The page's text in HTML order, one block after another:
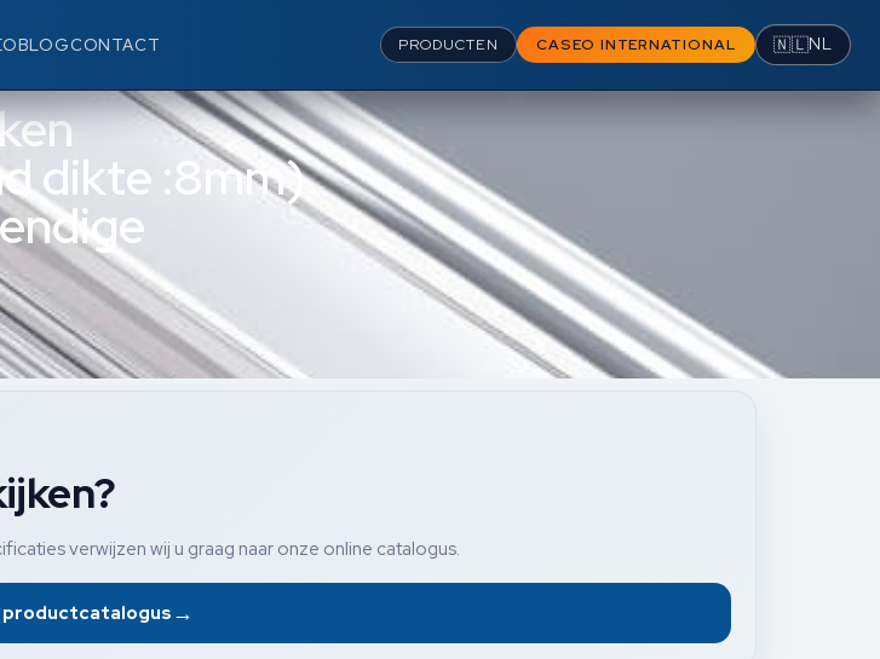
BLOGCONTACT PRODUCTEN CASEO INTERNATIONAL 🇳🇱NL
dikte :8mm)
verwijzen wij u graag naar onze online catalogus.
productcatalogus →